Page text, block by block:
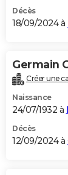
Décès
18/09/2024 à
Germain
Créer une
Naissance
24/07/1932 à
Décès
12/09/2024 à